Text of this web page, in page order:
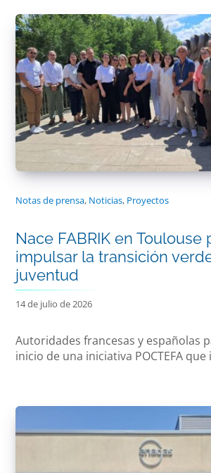
Notas de prensa, Noticias, Proyectos
Nace FABRIK en Toulouse
impulsar la transición
juventud
14 de julio de 2026
Autoridades francesas y españolas
inicio de una iniciativa POCTEFA